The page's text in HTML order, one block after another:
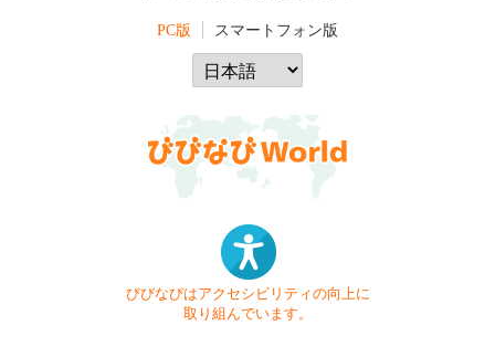
PC版 スマートフォン版
びびなびはアクセシビリティの向上に
取り組んでいます。